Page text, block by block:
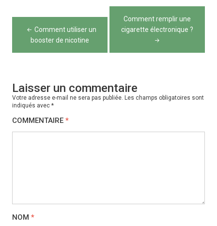
Navigation
de
l’article
Comment utiliser un
booster de nicotine
Comment remplir une
cigarette électronique ?
Laisser un commentaire
Votre adresse e-mail ne sera pas publiée. Les champs obligatoires sont
indiqués avec *
COMMENTAIRE *
NOM *